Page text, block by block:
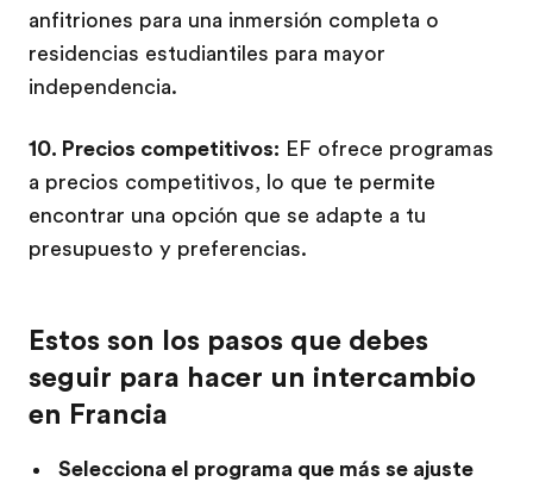
anfitriones para una inmersión completa o
residencias estudiantiles para mayor
independencia.
10. Precios competitivos: EF ofrece programas
a precios competitivos, lo que te permite
encontrar una opción que se adapte a tu
presupuesto y preferencias.
Estos son los pasos que debes
seguir para hacer un intercambio
en Francia
Selecciona el programa que más se ajuste